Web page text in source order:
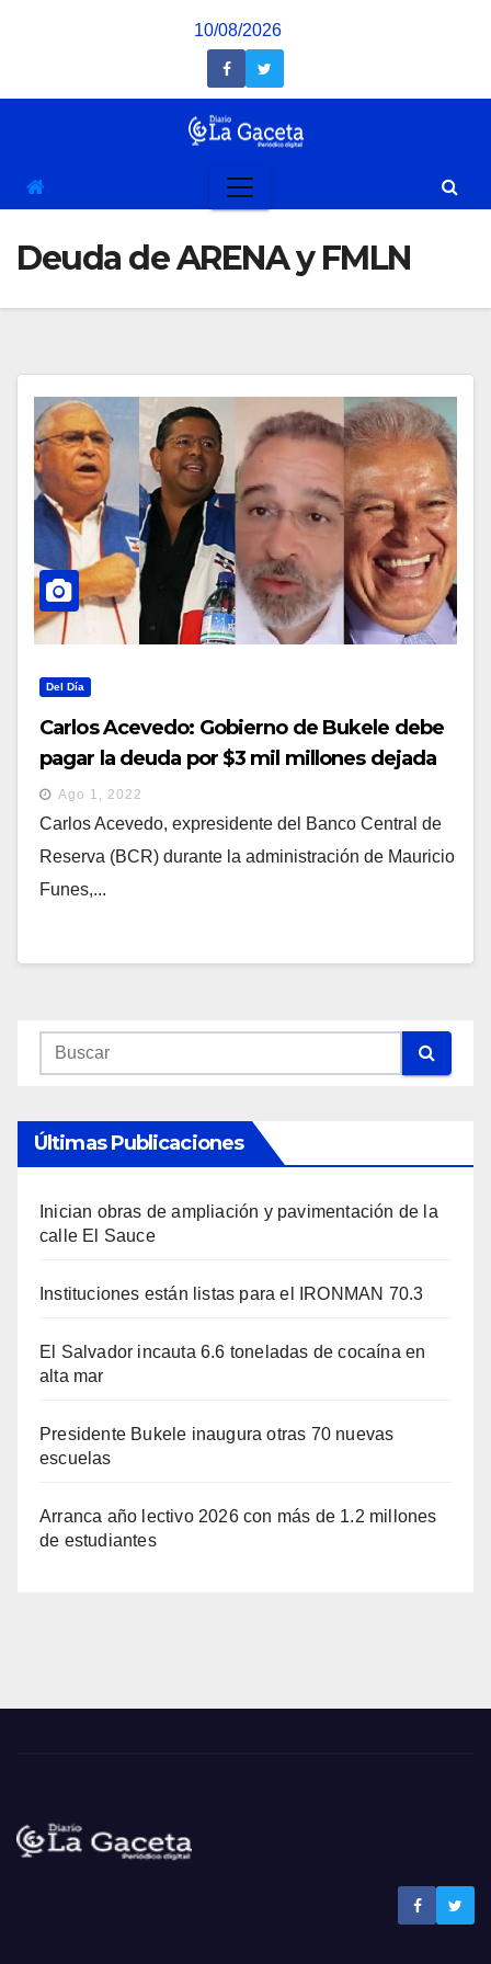
10/08/2026
Deuda de ARENA y FMLN
Del Día
Carlos Acevedo: Gobierno de Bukele debe
pagar la deuda por $3 mil millones dejada
por ARENA y FMLN
Ago 1, 2022
Carlos Acevedo, expresidente del Banco Central de
Reserva (BCR) durante la administración de Mauricio
Funes,...
Últimas Publicaciones
Inician obras de ampliación y pavimentación de la
calle El Sauce
Instituciones están listas para el IRONMAN 70.3
El Salvador incauta 6.6 toneladas de cocaína en
alta mar
Presidente Bukele inaugura otras 70 nuevas
escuelas
Arranca año lectivo 2026 con más de 1.2 millones
de estudiantes